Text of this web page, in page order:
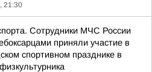
21:30
Сотрудники МЧС России
приняли участие в
спортивном празднике в